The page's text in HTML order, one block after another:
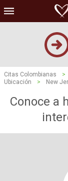
Citas Colombianas >
Ubicación
> New
Conoce a